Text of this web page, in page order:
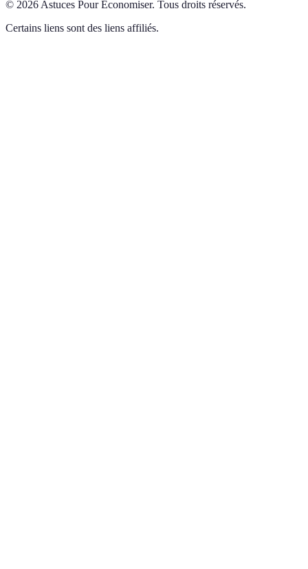
© 2026 Astuces Pour Économiser. Tous droits réservés.
Certains liens sont des liens affiliés.